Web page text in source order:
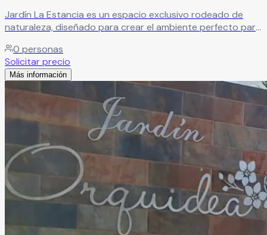
Jardín La Estancia es un espacio exclusivo rodeado de
naturaleza, diseñado para crear el ambiente perfecto para
atmósfera elegante, tranquila y llena de encanto, este
hermoso jardín combina áreas verdes, privacidad y
espacios versátiles ideales para bodas, XV años,
aniversarios, graduaciones, eventos corporativos y
reuniones sociales.Leer más
0 personas
Solicitar precio
Más información